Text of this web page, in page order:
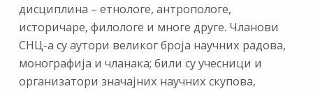
дисциплина – етнологе, антропологе,
историчаре, филологе и многе друге. Чланови
СНЦ-а су аутори великог броја научних радова,
монографија и чланака; били су учесници и
организатори значајних научних скупова,